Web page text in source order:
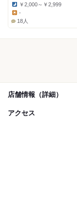
Dinner:
￥2,000～￥2,999
Lunch:
-
18人
店舗情報（詳細）
アクセス